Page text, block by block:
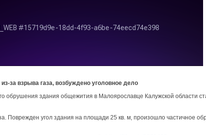
за взрыва газа, возбуждено уголовное дело
обрушения здания общежития в Малоярославце Калужской области
Поврежден угол здания на площади 25 кв. м, произошло частичное